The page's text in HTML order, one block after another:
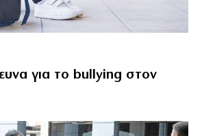
για το bullying στον